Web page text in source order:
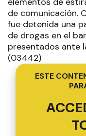
de comunicación.
fue detenida una
de drogas en el
presentados ante
(03442)
ESTE